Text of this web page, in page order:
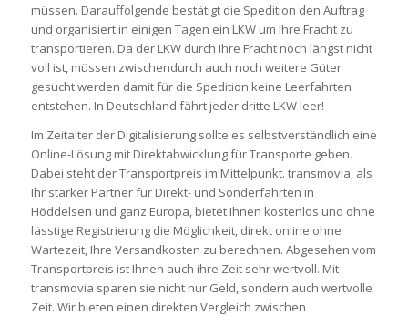
müssen. Darauffolgende bestätigt die Spedition den Auftrag
und organisiert in einigen Tagen ein LKW um Ihre Fracht zu
transportieren. Da der LKW durch Ihre Fracht noch längst nicht
voll ist, müssen zwischendurch auch noch weitere Güter
gesucht werden damit für die Spedition keine Leerfahrten
entstehen. In Deutschland fährt jeder dritte LKW leer!
Im Zeitalter der Digitalisierung sollte es selbstverständlich eine
Online-Lösung mit Direktabwicklung für Transporte geben.
Dabei steht der Transportpreis im Mittelpunkt. transmovia, als
Ihr starker Partner für Direkt- und Sonderfahrten in
Höddelsen und ganz Europa, bietet Ihnen kostenlos und ohne
lässtige Registrierung die Möglichkeit, direkt online ohne
Wartezeit, Ihre Versandkosten zu berechnen. Abgesehen vom
Transportpreis ist Ihnen auch ihre Zeit sehr wertvoll. Mit
transmovia sparen sie nicht nur Geld, sondern auch wertvolle
Zeit. Wir bieten einen direkten Vergleich zwischen